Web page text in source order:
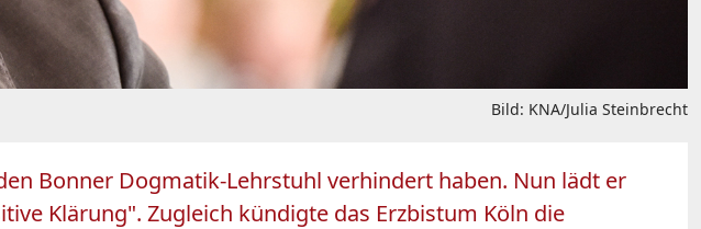
Bild: KNA/Julia Steinbrecht
Bonner Dogmatik-Lehrstuhl verhindert haben. Nun lädt er
Klärung". Zugleich kündigte das Erzbistum Köln die